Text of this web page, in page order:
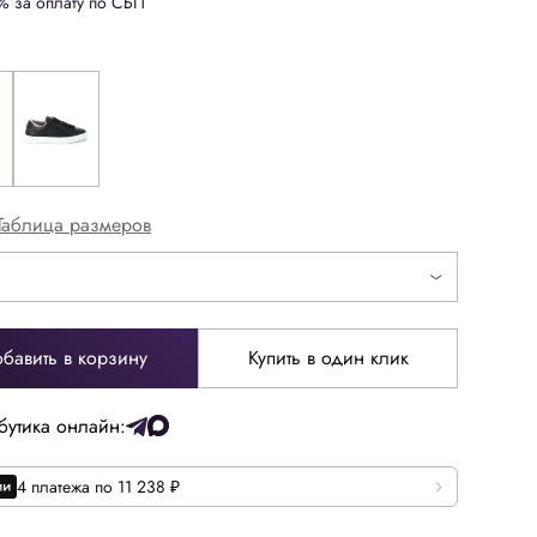
размеров
в корзину Купить в один клик
онлайн:
4 платежа по 11 238 ₽
41 41.5